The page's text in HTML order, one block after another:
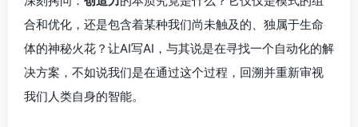
合和优化，还是包含着某种我们尚未触及的、独属于生命
体的神秘火花？让AI写AI，与其说是在寻找一个自动化的解
决方案，不如说我们是在通过这个过程，回溯并重新审视
我们人类自身的智能。